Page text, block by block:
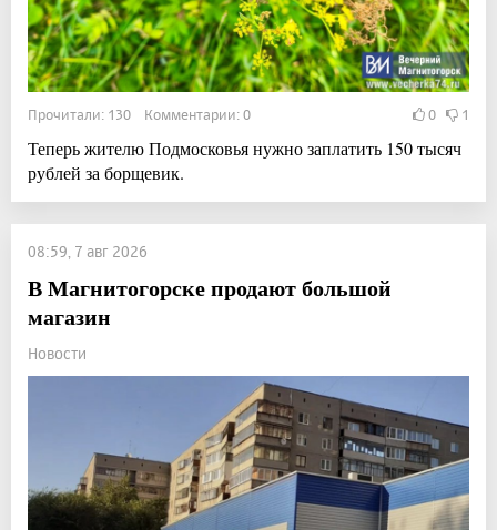
Прочитали: 130 Комментарии: 0 0 1
Теперь жителю Подмосковья нужно заплатить 150 тысяч
рублей за борщевик.
08:59, 7 авг 2026
В Магнитогорске продают большой
магазин
Новости